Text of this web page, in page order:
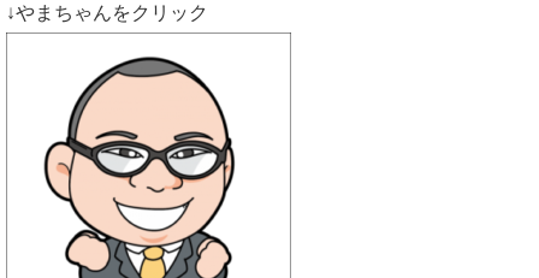
↓やまちゃんをクリック